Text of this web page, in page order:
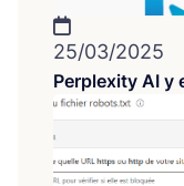
25/03/2025
Perplexity AI y